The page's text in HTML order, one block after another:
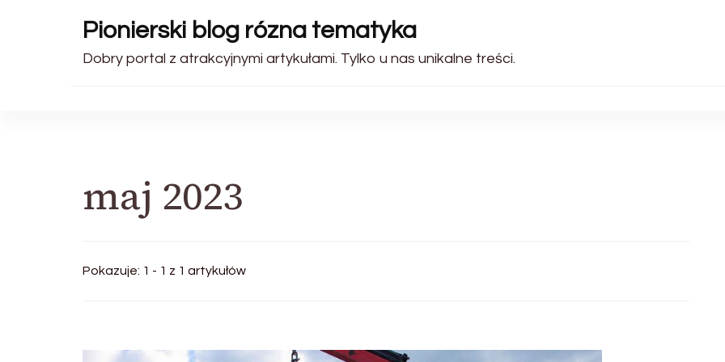
Pionierski blog rózna tematyka
Dobry portal z atrakcyjnymi artykułami. Tylko u nas unikalne treści.
maj 2023
Pokazuje: 1 - 1 z 1 artykułów